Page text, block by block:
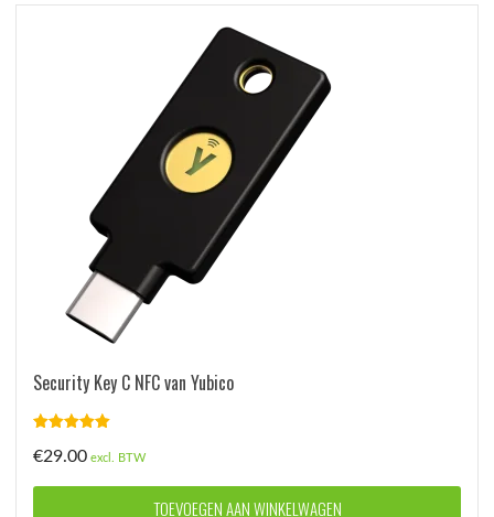
Security Key C NFC van Yubico
5.00uit 5
€29.00 excl. BTW
TOEVOEGEN AAN WINKELWAGEN